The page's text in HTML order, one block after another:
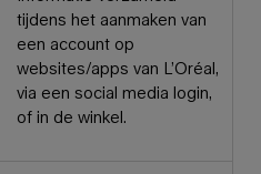
tijdens het aanmaken van
een account op
websites/apps van L’Oréal,
via een social media login,
of in de winkel.